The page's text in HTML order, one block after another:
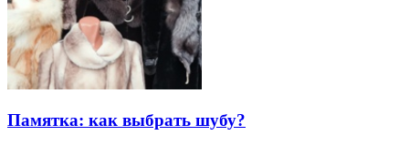
Памятка: как выбрать шубу?